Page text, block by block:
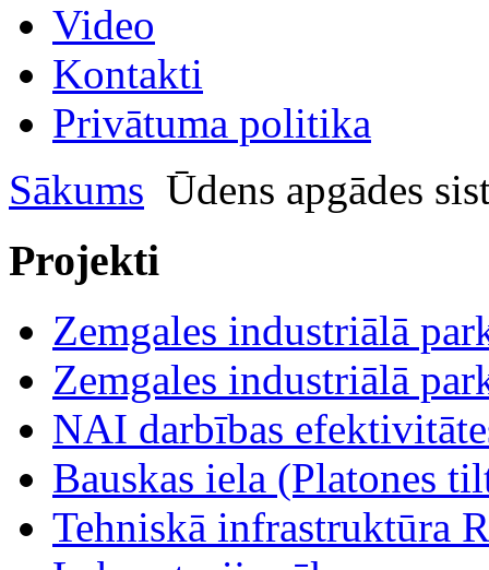
Video
Kontakti
Privātuma politika
Sākums Ūdens apgādes
Projekti
Zemgales industriālā
Zemgales industriālā
NAI darbības
Bauskas iela (Platones
Tehniskā infrastruktūra